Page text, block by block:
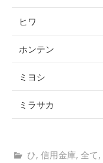
ヒワ
ホンテン
ミヨシ
ミラサカ
ひ, 信用金庫, 全て,